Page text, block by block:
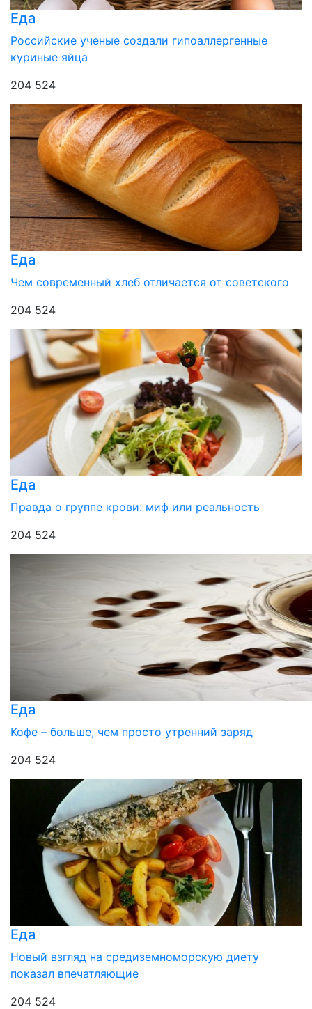
Еда
Российские ученые создали гипоаллергенные
куриные яйца
204 524
Еда
Чем современный хлеб отличается от советского
204 524
Еда
Правда о группе крови: миф или реальность
204 524
Еда
Кофе – больше, чем просто утренний заряд
204 524
Еда
Новый взгляд на средиземноморскую диету
показал впечатляющие
204 524